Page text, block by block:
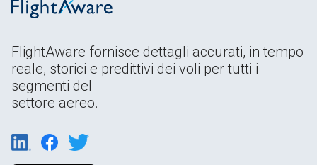
FlightAware fornisce dettagli accurati, in tempo
reale, storici e predittivi dei voli per tutti i
segmenti del
settore aereo.